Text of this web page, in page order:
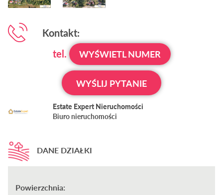
Kontakt:
tel.
WYŚWIETL NUMER
WYŚLIJ PYTANIE
Estate Expert Nieruchomości
Biuro nieruchomości
DANE DZIAŁKI
Powierzchnia: